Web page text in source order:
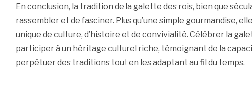
En conclusion, la tradition de la galette des rois, bien que
rassembler et de fasciner. Plus qu’une simple gourmandise,
unique de culture, d’histoire et de convivialité. Célébrer la
participer à un héritage culturel riche, témoignant de la
perpétuer des traditions tout en les adaptant au fil du temps.